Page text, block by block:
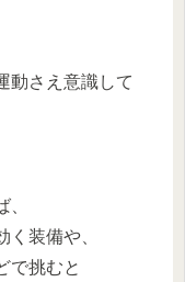
動さえ意識して
装備や、
で挑むと